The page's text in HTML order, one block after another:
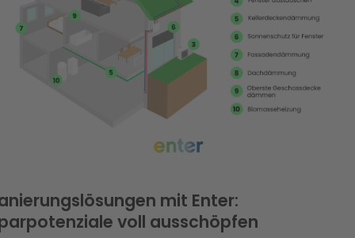
mit Enter:
voll ausschöpfen